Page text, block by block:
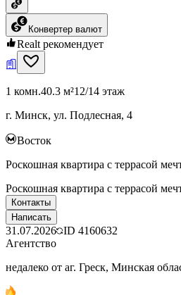
Конвертер валют
Realt рекомендует
1 комн.40.3 м²12/14 этаж
г. Минск, ул. Подлесная, 4
Восток
Роскошная квартира с террасой
Роскошная квартира с террасой
Контакты
Написать
31.07.2026 ID 4160632
Агентство
недалеко от аг. Греск, Минская